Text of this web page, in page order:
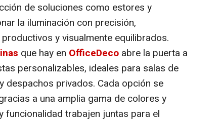
de soluciones como estores y
la iluminación con precisión,
y visualmente equilibrados.
que hay en OfficeDeco abre la puerta a
personalizables, ideales para salas de
despachos privados. Cada opción se
a una amplia gama de colores y
funcionalidad trabajen juntas para el